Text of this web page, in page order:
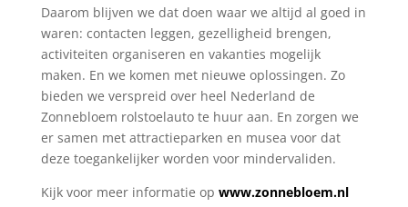
Daarom blijven we dat doen waar we altijd al goed in
waren: contacten leggen, gezelligheid brengen,
activiteiten organiseren en vakanties mogelijk
maken. En we komen met nieuwe oplossingen. Zo
bieden we verspreid over heel Nederland de
Zonnebloem rolstoelauto te huur aan. En zorgen we
er samen met attractieparken en musea voor dat
deze toegankelijker worden voor mindervaliden.
Kijk voor meer informatie op www.zonnebloem.nl